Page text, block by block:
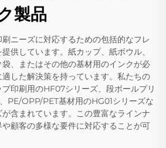
製品
ニーズに対応するための包括的なフレ
供しています。紙カップ、紙ボウル、
、またはその他の基材用のインクが必
した解決策を持っています。私たちの
印刷用のHF07シリーズ、段ボールプリ
PE/OPP/PET基材用のHG01シリーズな
含まれています。この豊富なラインナ
顧客の多様な要件に対応することが可